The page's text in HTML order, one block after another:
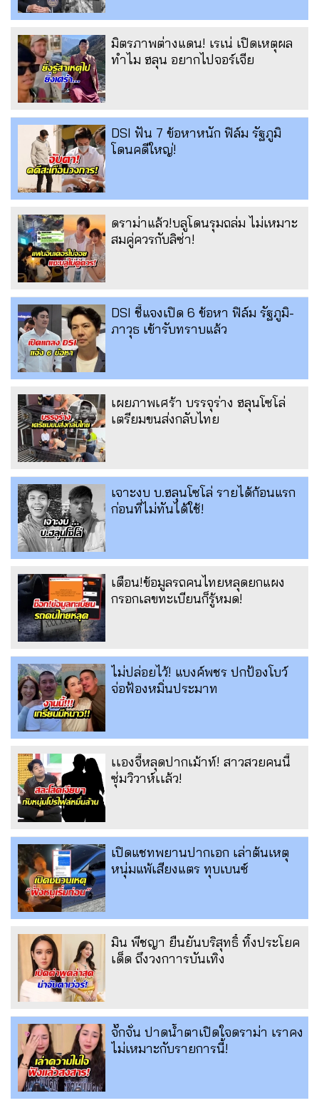
มิตรภาพต่างแดน! เรเน่ เปิดเหตุผล
ทำไม ฮลุน อยากไปจอร์เจีย
DSI ฟัน 7 ข้อหาหนัก ฟิล์ม รัฐภูมิ
โดนคดีใหญ่!
ดราม่าแล้ว!บลูโดนรุมถล่ม ไม่เหมาะ
สมคู่ควรกับลิซ่า!
DSI ชี้แจงเปิด 6 ข้อหา ฟิล์ม รัฐภูมิ-
ภาวุธ เข้ารับทราบแล้ว
เผยภาพเศร้า บรรจุร่าง ฮลุนโซโล่
เตรียมขนส่งกลับไทย
เจาะงบ บ.ฮลุนโซโล่ รายได้ก้อนแรก
ก่อนที่ไม่ทันได้ใช้!
เตือน!ข้อมูลรถคนไทยหลุดยกแผง
กรอกเลขทะเบียนก็รู้หมด!
ไม่ปล่อยไว้! แบงค์พชร ปกป้องโบว์
จ่อฟ้องหมิ่นประมาท
เเองจี้หลุดปากเม้าท์! สาวสวยคนนี้
ซุ่มวิวาห์เเล้ว!
เปิดแชทพยานปากเอก เล่าต้นเหตุ
หนุ่มแพ้เสียงแตร ทุบเบนซ์
มิน พีชญา ยืนยันบริสุทธิ์ ทิ้งประโยค
เด็ด ถึงวงกาารบันเทิง
จั๊กจั่น ปาดน้ำตาเปิดใจดราม่า เราคง
ไม่เหมาะกับรายการนี้!